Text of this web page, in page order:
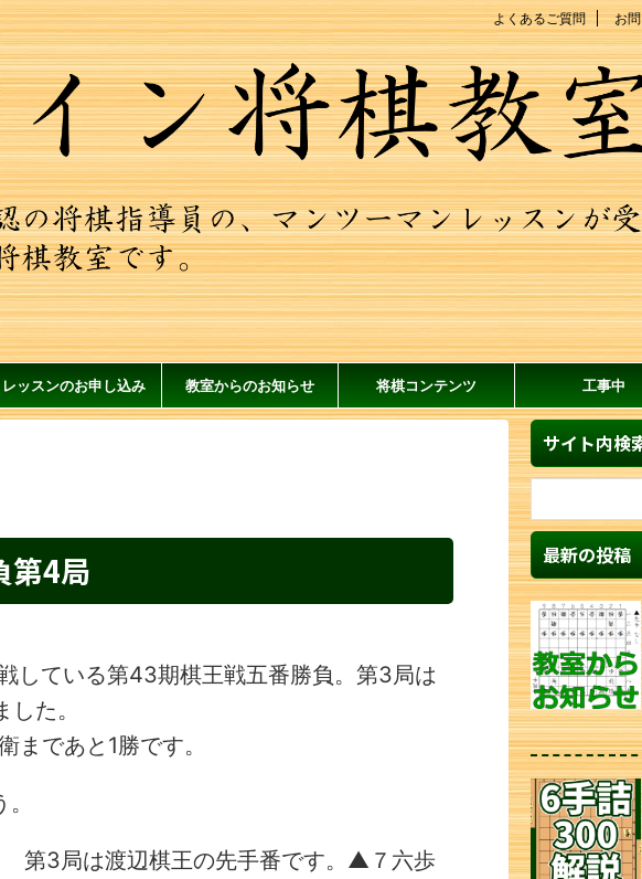
よくあるご質問 お
レッスンのお申し込み 教室からのお知らせ 将棋コンテンツ 工事中
第4局
している第43期棋王戦五番勝負。第3局は
た。
まであと1勝です。
第3局は渡辺棋王の先手番です。▲７六歩
サイト内検
最新の投稿